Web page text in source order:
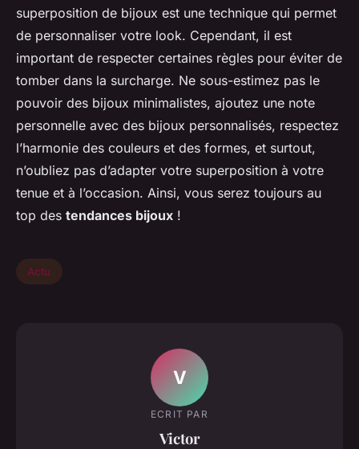
superposition de bijoux est une technique qui permet
de personnaliser votre look. Cependant, il est
important de respecter certaines règles pour éviter de
tomber dans la surcharge. Ne sous-estimez pas le
pouvoir des bijoux minimalistes, ajoutez une note
personnelle avec des bijoux personnalisés, respectez
l’harmonie des couleurs et des formes, et surtout,
n’oubliez pas d’adapter votre superposition à votre
tenue et à l’occasion. Ainsi, vous serez toujours au
top des tendances bijoux !
Actu
V
ECRIT PAR
Victor